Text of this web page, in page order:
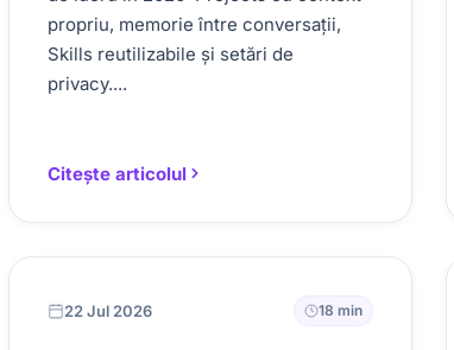
propriu, memorie între conversații,
Skills reutilizabile și setări de
privacy....
Citește articolul
22 Jul 2026 18 min